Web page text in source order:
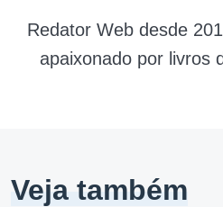
Redator Web desde
apaixonado por livros
Veja também